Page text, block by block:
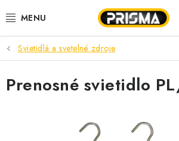
na
AKCIE
LED PÁSY
Svietidlá a svetelné zdroje
Prenosné svietidlo